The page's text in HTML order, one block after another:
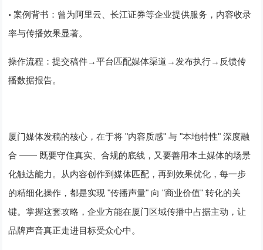
◦案例背书：曾为阿里云、长江证券等企业提供服务，内容收录
率与传播效果显著。
操作流程 ：提交稿件→平台匹配媒体渠道 → 发布执行→ 反馈传
播数据报告。
厦门媒体发稿的核心，在于将 "内容质感"与"本地特性"深度融
合—— 既要守住真实、合规的底线，又要善用本土媒体的场景
化触达能力。从内容创作到媒体匹配，再到效果优化，每一步
的精细化操作，都是实现"传播声量" 向"商业价值"转化的关
键。掌握这套攻略，企业方能在厦门区域传播中占据主动，让
品牌声音真正走进目标受众心中。